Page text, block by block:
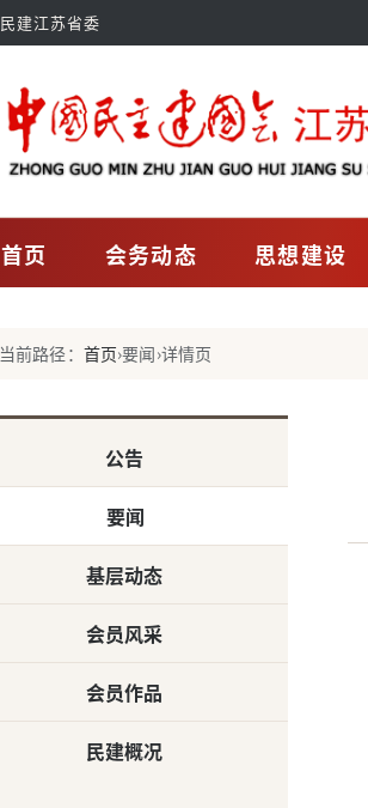
民建江苏省委
首页 会务动态 思想建设
当前路径： 首页›要闻›详情页
公告
要闻
基层动态
会员风采
会员作品
民建概况